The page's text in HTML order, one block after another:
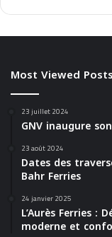
Most Viewed Posts
23 juillet 2024
GNV inaugure
23 août 2024
Dates des
Bahr Ferries
24 janvier 2025
L’Aurès Ferries :
moderne et